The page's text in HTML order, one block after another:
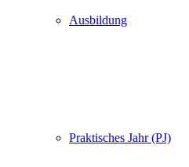
Ausbildung
Praktisches Jahr (PJ)